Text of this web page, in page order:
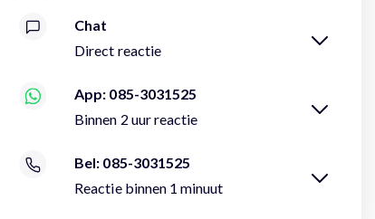
Chat
Direct reactie
App: 085-3031525
Binnen 2 uur reactie
Bel: 085-3031525
Reactie binnen 1 minuut